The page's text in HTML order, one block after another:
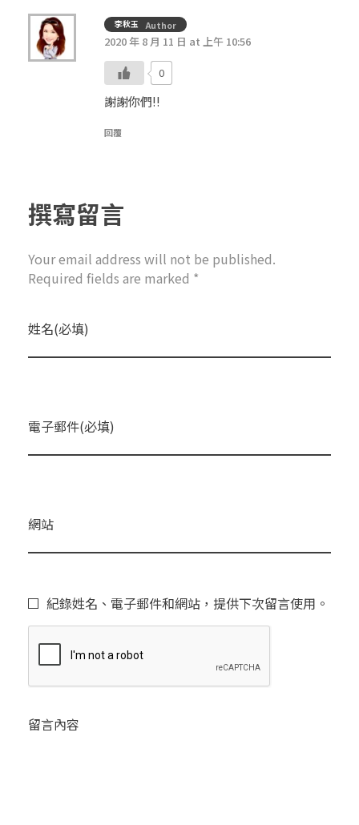
李秋玉 Author
2020 年 8 月 11 日 at 上午 10:56
0
謝謝你們!!
回覆
撰寫留言
Your email address will not be published.
Required fields are marked *
姓名(必填)
電子郵件(必填)
網站
紀錄姓名、電子郵件和網站，提供下次留言使用。
留言內容